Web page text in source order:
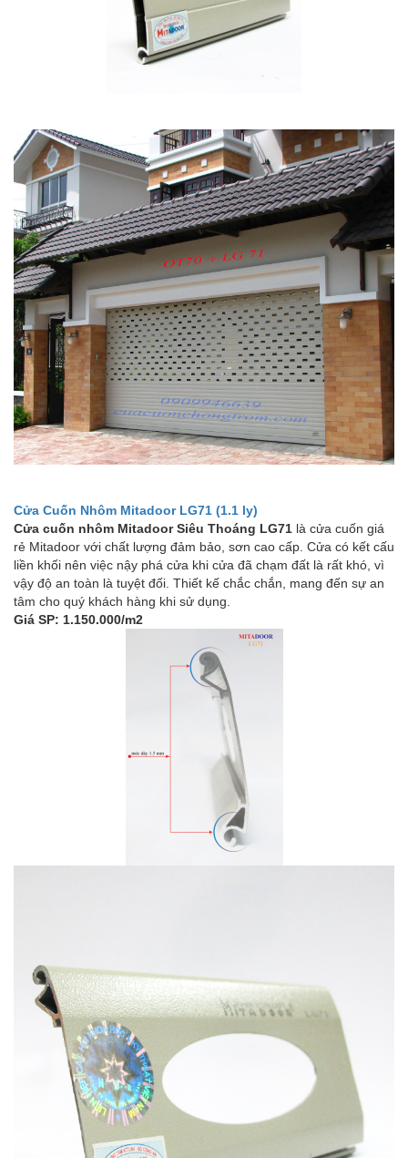
Cửa Cuốn Nhôm Mitadoor LG71 (1.1 ly)
Cửa cuốn nhôm Mitadoor Siêu Thoáng LG71 là cửa cuốn giá
rẻ Mitadoor với chất lượng đảm bảo, sơn cao cấp. Cửa có kết cấu
liền khối nên việc nậy phá cửa khi cửa đã chạm đất là rất khó, vì
vậy độ an toàn là tuyệt đối. Thiết kế chắc chắn, mang đến sự an
tâm cho quý khách hàng khi sử dụng.
Giá SP: 1.150.000/m2